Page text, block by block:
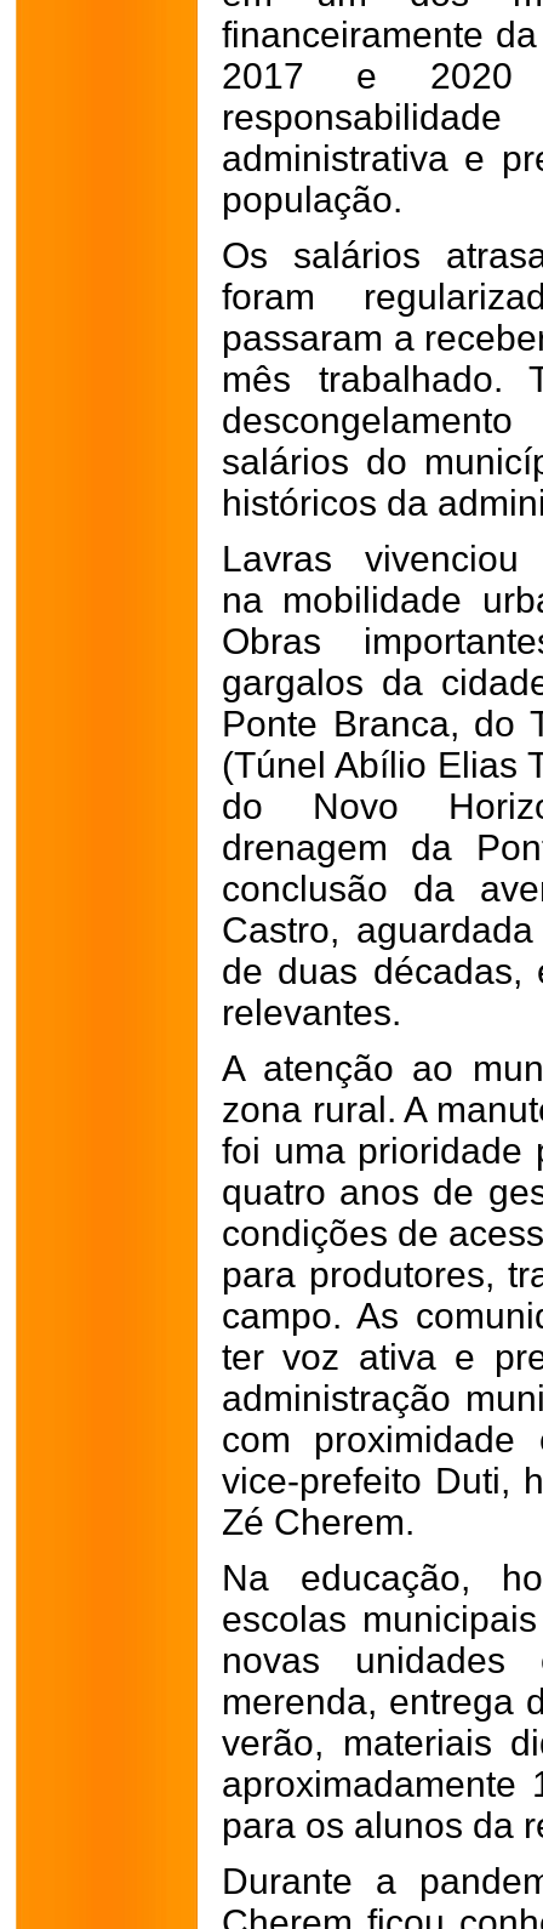
financeiramente
2017 e 2020
administrativa e
população.
Os salários
foram
passaram a
mês trabalhado.
salários do
históricos da
Lavras
na mobilidade
Obras
gargalos da
Ponte Branca, do
(Túnel Abílio Elias
do Novo
drenagem da
conclusão da
Castro,
de duas décadas,
relevantes.
A atenção ao
zona rural. A
foi uma prioridade
quatro anos de
condições de
para produtores,
campo. As
ter voz ativa e
administração
com
vice-prefeito Duti,
Zé Cherem.
Na educação,
escolas
novas unidades
merenda, entrega
verão, materiais
aproximadamente
para os alunos da
Durante a